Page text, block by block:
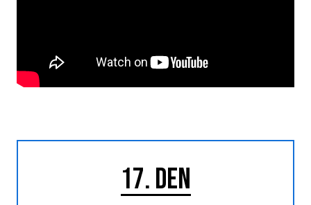
17. DEN